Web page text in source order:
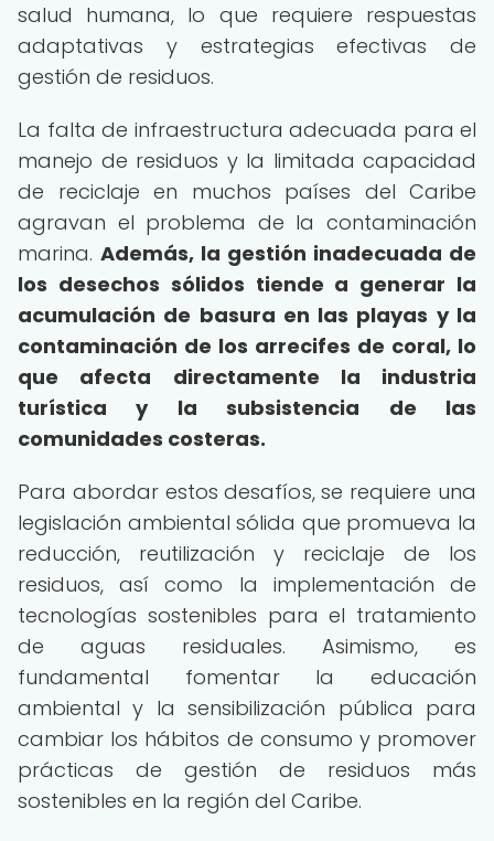
salud humana, lo que requiere respuestas
adaptativas y estrategias efectivas de
gestión de residuos.
La falta de infraestructura adecuada para el
manejo de residuos y la limitada capacidad
de reciclaje en muchos países del Caribe
agravan el problema de la contaminación
marina. Además, la gestión inadecuada de
los desechos sólidos tiende a generar la
acumulación de basura en las playas y la
contaminación de los arrecifes de coral, lo
que afecta directamente la industria
turística y la subsistencia de las
comunidades costeras.
Para abordar estos desafíos, se requiere una
legislación ambiental sólida que promueva la
reducción, reutilización y reciclaje de los
residuos, así como la implementación de
tecnologías sostenibles para el tratamiento
de aguas residuales. Asimismo, es
fundamental fomentar la educación
ambiental y la sensibilización pública para
cambiar los hábitos de consumo y promover
prácticas de gestión de residuos más
sostenibles en la región del Caribe.